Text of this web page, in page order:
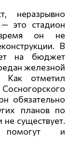
неразрывно
это стадион
он не
В
на бюджет
железной
Как отметил
обязательно
планов по
существует.
помогут и